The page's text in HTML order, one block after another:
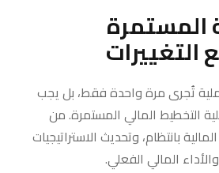
المستمرة
تُجرى مرة واحدة فقط، بل يجب
التخطيط المالي المستمرة. من
بانتظام، وتحديث الاستراتيجيات
المالي الفعلي.